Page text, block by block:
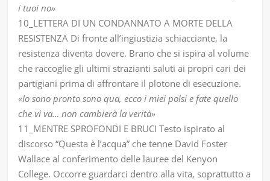
i tuoi no»
10_LETTERA DI UN CONDANNATO A MORTE DELLA
RESISTENZA Di fronte all’ingiustizia schiacciante, la
resistenza diventa dovere. Brano che si ispira al volume
che raccoglie gli ultimi strazianti saluti ai propri cari dei
partigiani prima di affrontare il plotone di esecuzione.
«Io sono pronto sono qua, ecco i miei polsi e fate quello
che vi va… non cambierà la verità»
11_MENTRE SPROFONDI E BRUCI Testo ispirato al
discorso “Questa è l’acqua” che tenne David Foster
Wallace al conferimento delle lauree del Kenyon
College. Occorre guardarci dentro alla vita, soprattutto a